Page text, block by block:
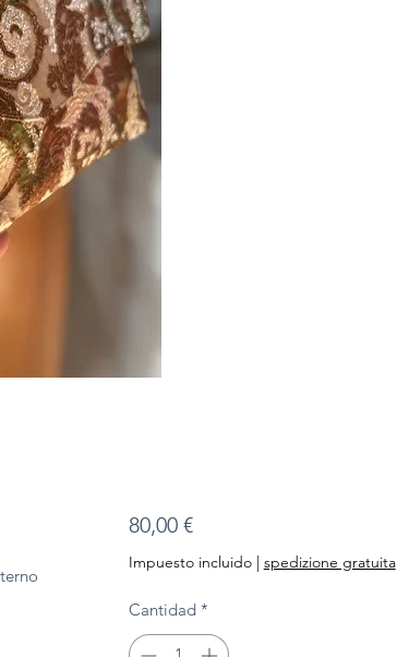
80,00 €Precio
Impuesto incluido| spedizione gratuita
Cantidad *